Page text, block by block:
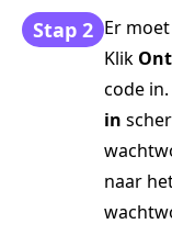
Stap 2 Er
Klik
code
in
naar